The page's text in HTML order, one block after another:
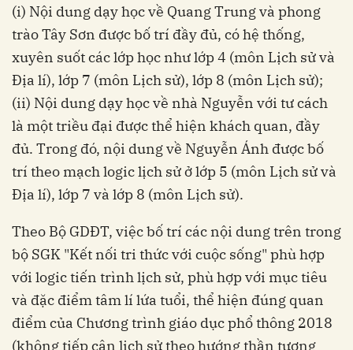
(i) Nội dung dạy học về Quang Trung và phong
trào Tây Sơn được bố trí đầy đủ, có hệ thống,
xuyên suốt các lớp học như lớp 4 (môn Lịch sử và
Địa lí), lớp 7 (môn Lịch sử), lớp 8 (môn Lịch sử);
(ii) Nội dung dạy học về nhà Nguyễn với tư cách
là một triều đại được thể hiện khách quan, đầy
đủ. Trong đó, nội dung về Nguyễn Ánh được bố
trí theo mạch logic lịch sử ở lớp 5 (môn Lịch sử và
Địa lí), lớp 7 và lớp 8 (môn Lịch sử).
Theo Bộ GDĐT, việc bố trí các nội dung trên trong
bộ SGK "Kết nối tri thức với cuộc sống" phù hợp
với logic tiến trình lịch sử, phù hợp với mục tiêu
và đặc điểm tâm lí lứa tuổi, thể hiện đúng quan
điểm của Chương trình giáo dục phổ thông 2018
(không tiếp cận lịch sử theo hướng thần tượng